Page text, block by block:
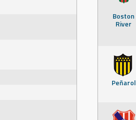
Boston
River
Peñarol